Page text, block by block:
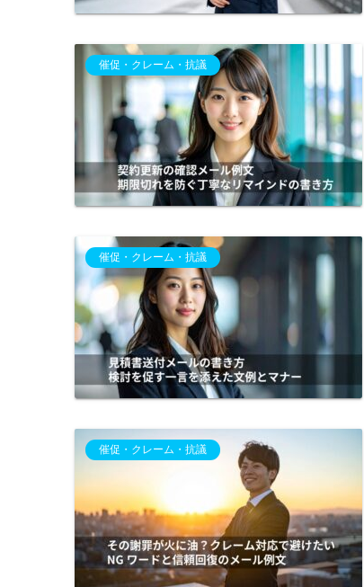
催促・クレーム・抗議
催促・クレーム・抗議
催促・クレーム・抗議